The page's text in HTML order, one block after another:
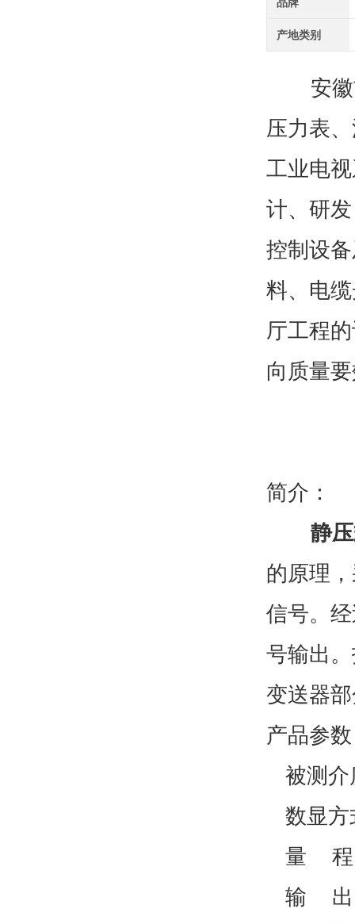
产地类别
安徽吉
压力表
工业电
计、研
控制设
料、电
厅工程
向质量
简介：
静
的原理
信号。
号输出
变送器
产品参
被测介
数显方
量 程
输 出